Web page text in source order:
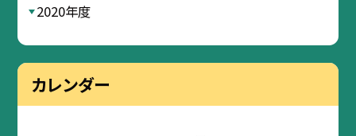
2020年度
カレンダー